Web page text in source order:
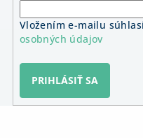
Vložením e-mailu
osobných údajov
PRIHLÁSIŤ SA